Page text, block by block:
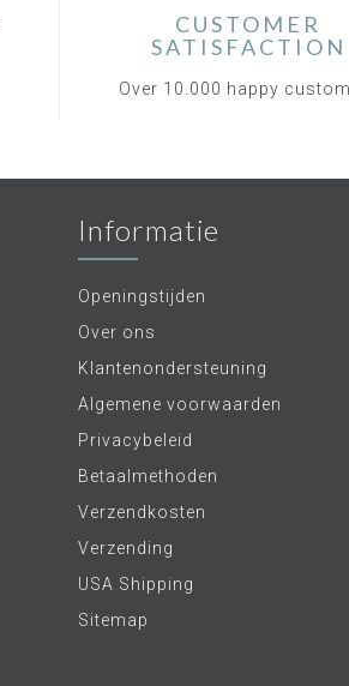
CUSTOMER
SATISFACTION
Over 10.000 happy
Informatie
Openingstijden
Over ons
Klantenondersteuning
Algemene voorwaarden
Privacybeleid
Betaalmethoden
Verzendkosten
Verzending
USA Shipping
Sitemap